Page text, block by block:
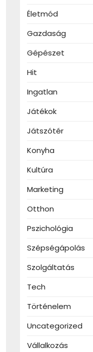
Életmód
Gazdaság
Gépészet
Hit
Ingatlan
Játékok
Játszótér
Konyha
Kultúra
Marketing
Otthon
Pszichológia
Szépségápolás
Szolgáltatás
Tech
Történelem
Uncategorized
Vállalkozás